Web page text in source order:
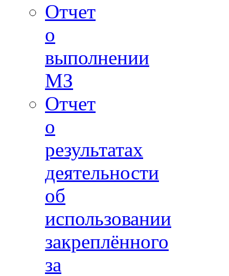
Отчет
о
выполнении
МЗ
Отчет
о
результатах
деятельности
об
использовании
закреплённого
за